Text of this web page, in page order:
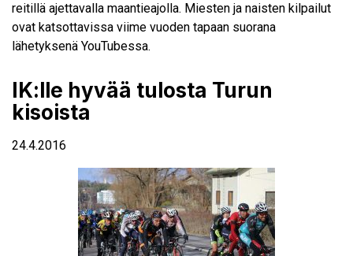
reitillä ajettavalla maantieajolla. Miesten ja naisten kilpailut
ovat katsottavissa viime vuoden tapaan suorana
lähetyksenä YouTubessa.
IK:lle hyvää tulosta Turun
kisoista
24.4.2016